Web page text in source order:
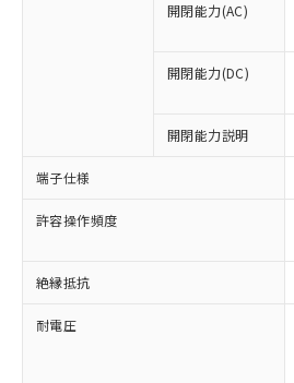
開閉能力(AC)
開閉能力(DC)
開閉能力説明
端子仕様
許容操作頻度
絶縁抵抗
耐電圧
以下の条件をお読みいただ
ご利用ください。
本サービスは、当社
商品の当社在庫状況
(税抜)を提供させてい
当社制御機器事業取
本サービスの対象外
ことをご了承ください
在庫状況および標準
記載している更新日
タに基づき作成され
覧された時点での実
準価格とは異なる場
対応予定なし：EU RoHS
非含有に非対応の商品で、
定はありません。
調査・確認中：EU RoHS
非含有の対応状況を調査中
非該当品：ライセンス料な
害物質有無と関係のない商
仕入先様の事情により、非
いたものが、含有品と判明
むを得ず変更することがあ
六価クロム(Cr(Ⅵ)) 1000ppm以下、
類(PBB) 1000ppm以下、ポリ臭化ジ
「○」：最大均質材料含有
基準値以下であることを示
「×」：最大均質材料含有
基準値を超えていることを
「－」：未確認です。当社
*中国RoHS10物質の基準値 (GB/
Pb(鉛) :1000ppm、 Hg(水銀) :
Cr(Ⅵ)(六価クロム) : 1000ppm、
当社は、これら貴社
為替および外国貿易
（以下｢規制貨物等」
または国外への提供
国政府の輸出許可(ま
可)を取得するなどの